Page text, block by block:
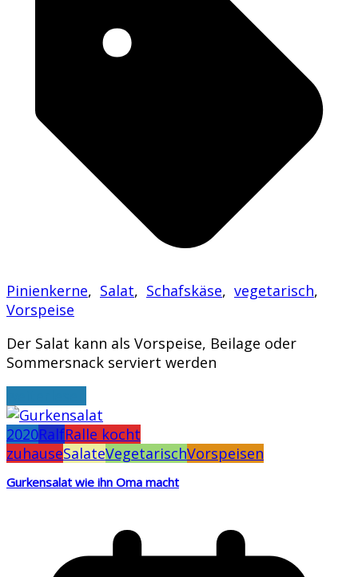
Pinienkerne, Salat, Schafskäse, vegetarisch,
Vorspeise
Der Salat kann als Vorspeise, Beilage oder
Sommersnack serviert werden
2020RalfRalle kocht
zuhauseSalateVegetarischVorspeisen
Gurkensalat wie ihn Oma macht